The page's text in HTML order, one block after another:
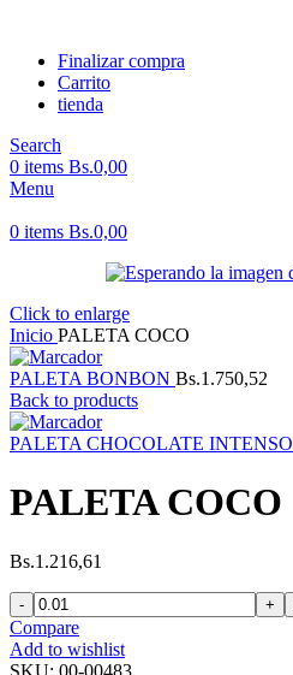
Finalizar compra
Carrito
tienda
Search
0 items Bs.0,00
Menu
0 items Bs.0,00
Click to enlarge
Inicio PALETA COCO
PALETA BONBON Bs.1.750,52
Back to products
PALETA CHOCOLATE INTENSO
PALETA COCO
Bs.1.216,61
Compare
Add to wishlist
SKU: 00-00483